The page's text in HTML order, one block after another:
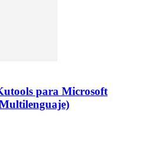
para Microsoft